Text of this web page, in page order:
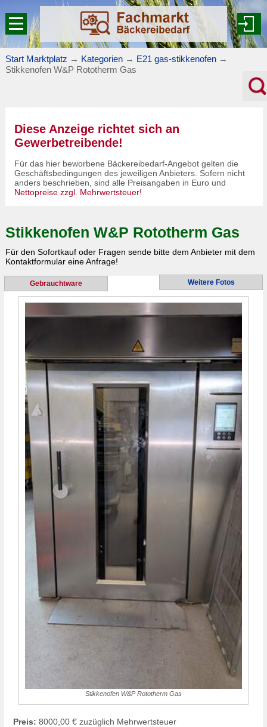
Start Marktplatz → Kategorien → E21 gas-stikkenofen →
Stikkenofen W&P Rototherm Gas
Diese Anzeige richtet sich an
Gewerbetreibende!
Für das hier beworbene Bäckereibedarf-Angebot gelten die
Geschäftsbedingungen des jeweiligen Anbieters. Sofern nicht
anders beschrieben, sind alle Preisangaben in Euro und
Nettopreise zzgl. Mehrwertsteuer!
Stikkenofen W&P Rototherm Gas
Für den Sofortkauf oder Fragen sende bitte dem Anbieter mit dem
Kontaktformular eine Anfrage!
Gebrauchtware Weitere Fotos
Stikkenofen W&P Rototherm Gas
Preis: 8000,00 € zuzüglich Mehrwertsteuer